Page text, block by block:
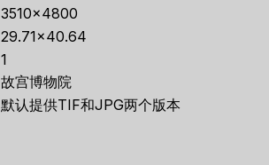
3510×4800
29.71×40.64
1
故宫博物院
默认提供TIF和JPG两个版本